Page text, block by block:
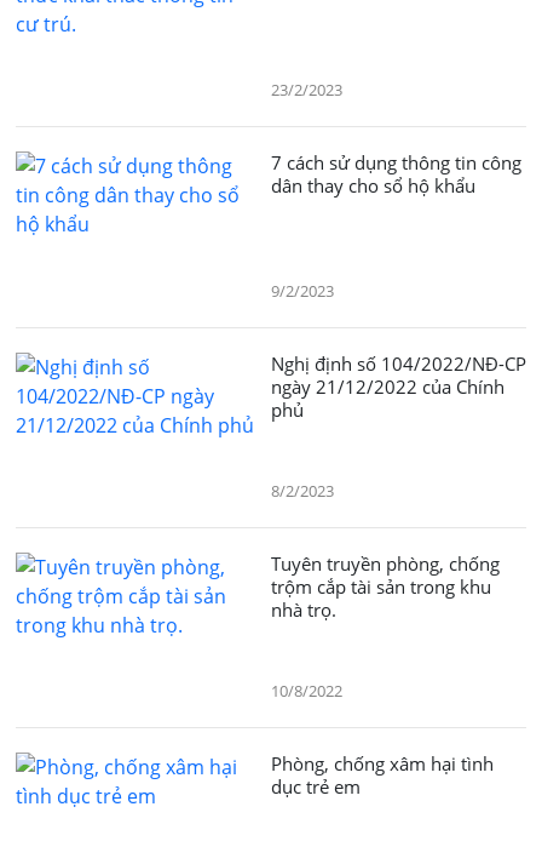
23/2/2023
7 cách sử dụng thông tin công
dân thay cho sổ hộ khẩu
9/2/2023
Nghị định số 104/2022/NĐ-CP
ngày 21/12/2022 của Chính
phủ
8/2/2023
Tuyên truyền phòng, chống
trộm cắp tài sản trong khu
nhà trọ.
10/8/2022
Phòng, chống xâm hại tình
dục trẻ em